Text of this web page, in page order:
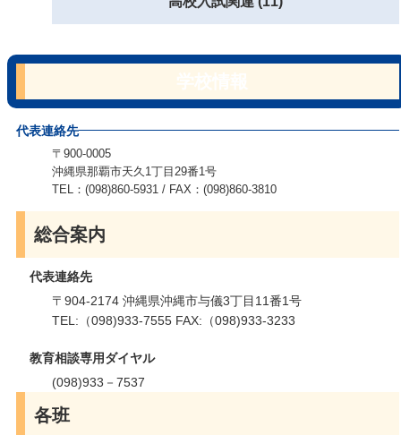
代表連絡先
〒900-0005
沖縄県那覇市天久1丁目29番1号
TEL：(098)860-5931 / FAX：(098)860-3810
総合案内
代表連絡先
〒904-2174 沖縄県沖縄市与儀3丁目11番1号
TEL:（098)933-7555 FAX:（098)933-3233
教育相談専用ダイヤル
(098)933－7537
各班